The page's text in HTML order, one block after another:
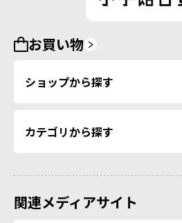
お買い物
ショップから探す
カテゴリから探す
関連メディアサイト